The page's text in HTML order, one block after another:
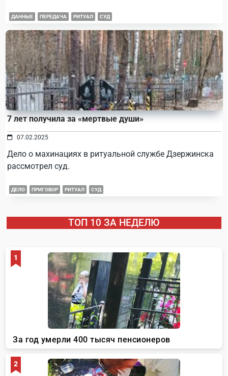
ДАННЫЕ ПЕРЕДАЧА РИТУАЛ СУД
7 лет получила за «мертвые души»
07.02.2025
Дело о махинациях в ритуальной службе Дзержинска
рассмотрел суд.
ДЕЛО ПРИГОВОР РИТУАЛ СУД
ТОП 10 ЗА НЕДЕЛЮ